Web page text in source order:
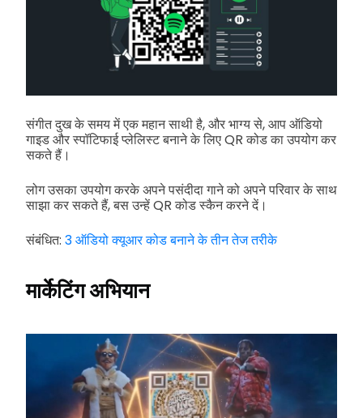
संगीत दुख के समय में एक महान साथी है, और भाग्य से, आप ऑडियो
गाइड और स्पॉटिफाई प्लेलिस्ट बनाने के लिए QR कोड का उपयोग कर
सकते हैं।
लोग उसका उपयोग करके अपने पसंदीदा गाने को अपने परिवार के साथ
साझा कर सकते हैं, बस उन्हें QR कोड स्कैन करने दें।
संबंधित: 3 ऑडियो क्यूआर कोड बनाने के तीन तेज तरीके
मार्केटिंग अभियान